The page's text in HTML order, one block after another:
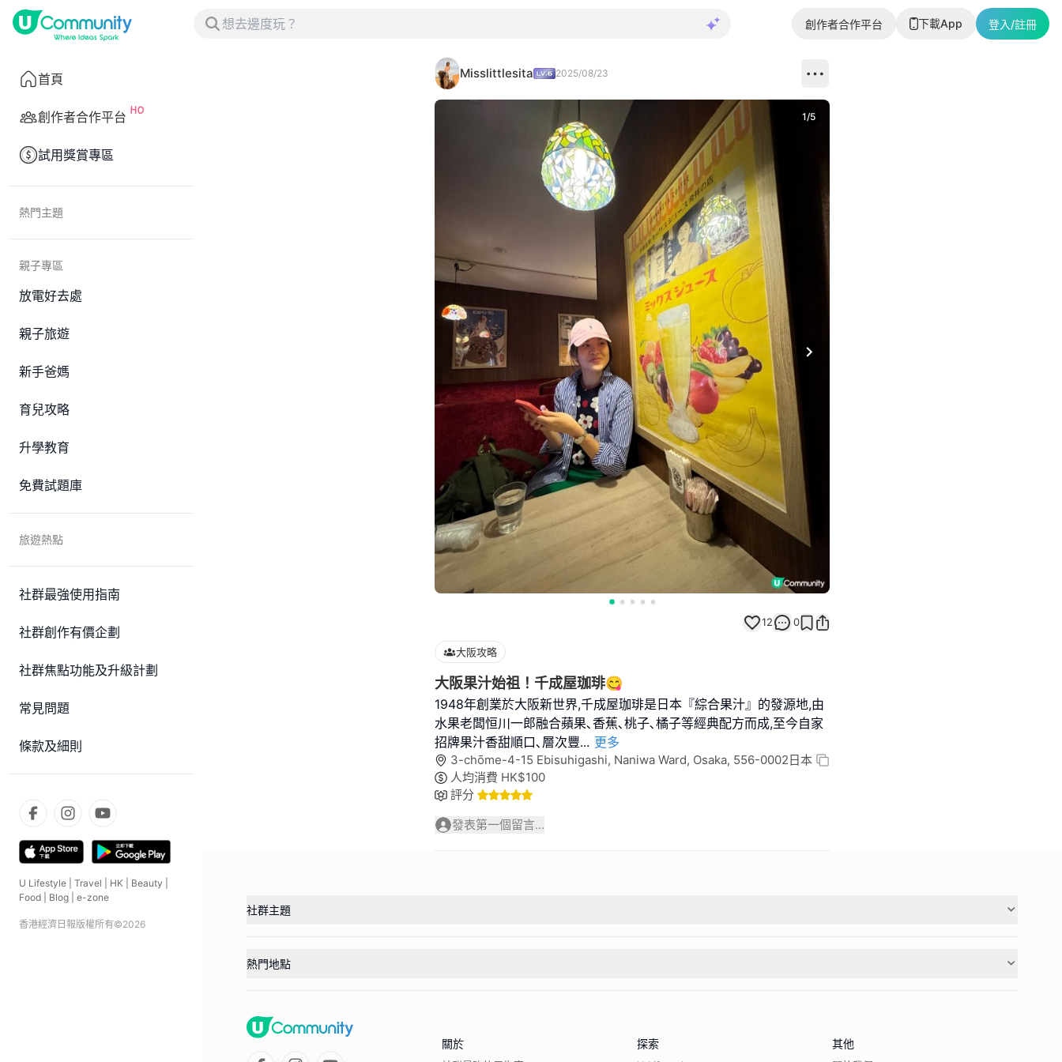
創作者合作平台 下載App 登入/註冊
首頁
創作者合作平台
試用獎賞專區
熱門主題
親子專區
放電好去處
親子旅遊
新手爸媽
育兒攻略
升學教育
免費試題庫
旅遊熱點
社群最強使用指南
社群創作有價企劃
社群焦點功能及升級計劃
常見問題
條款及細則
U Lifestyle Travel HK Beauty
Food
Blog e-zone
香港經濟日報版權所有©2026
Misslittlesita 2025/08/23
Next slide
1/5
12 0
大阪攻略
大阪果汁始祖！千成屋珈琲😋
1948年創業於大阪新世界,千成屋珈琲是日本『綜合果汁』的發源地,由
水果老闆恒川一郎融合蘋果､香蕉､桃子､橘子等經典配方而成,至今自家
招牌果汁香甜順口､層次豐... 更多
3-chōme-4-15 Ebisuhigashi, Naniwa Ward, Osaka, 556-0002日本
人均消費 HK$100
評分
發表第一個留言...
社群主題
熱門地點
關於 探索 其他